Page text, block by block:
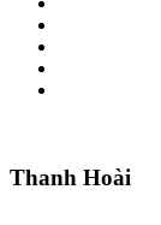
Thanh Hoài